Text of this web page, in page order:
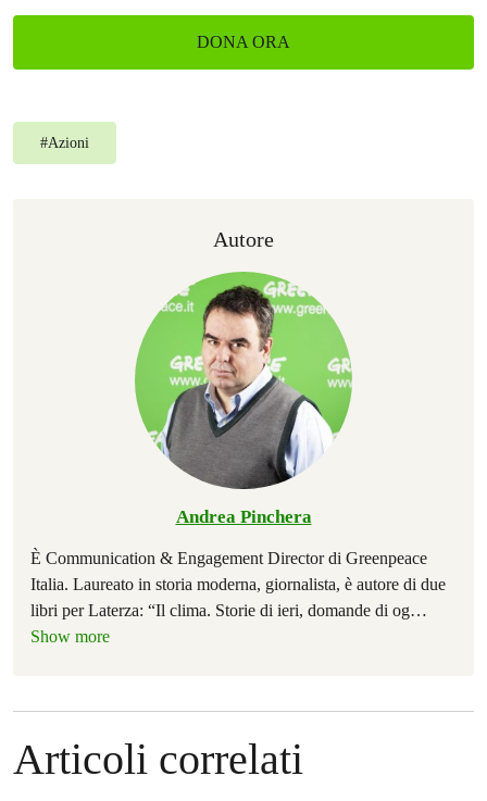
DONA ORA
#Azioni
Autore
Andrea Pinchera
È Communication & Engagement Director di Greenpeace
Italia. Laureato in storia moderna, giornalista, è autore di due
libri per Laterza: “Il clima. Storie di ieri, domande di og…
Show more
Articoli correlati